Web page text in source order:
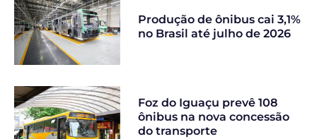
Produção de ônibus cai 3,1%
no Brasil até julho de 2026
Foz do Iguaçu prevê 108
ônibus na nova concessão
do transporte